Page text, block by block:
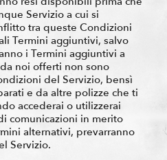
Servizio a cui si
tra queste Condizioni
Termini aggiuntivi, salvo
i Termini aggiuntivi a
noi offerti non sono
del Servizio, bensì
e da altre polizze che ti
accederai o utilizzerai
comunicazioni in merito
alternativi, prevarranno
Servizio.